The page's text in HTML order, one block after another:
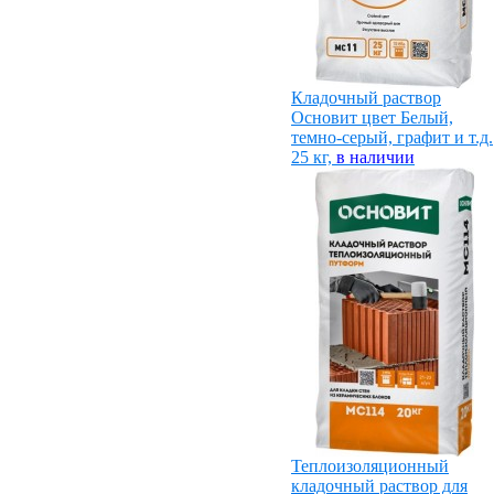
Кладочный раствор
Основит цвет Белый,
темно-серый, графит и т.д.
25 кг, в наличии
Теплоизоляционный
кладочный раствор для